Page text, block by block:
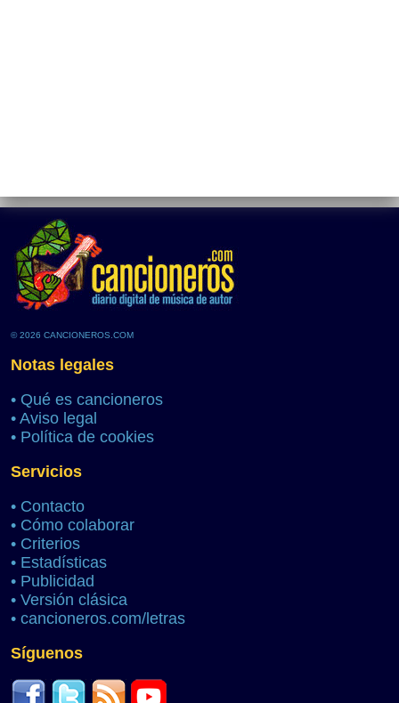
© 2026 CANCIONEROS.COM
Notas legales
• Qué es cancioneros
• Aviso legal
• Política de cookies
Servicios
• Contacto
• Cómo colaborar
• Criterios
• Estadísticas
• Publicidad
• Versión clásica
• cancioneros.com/letras
Síguenos